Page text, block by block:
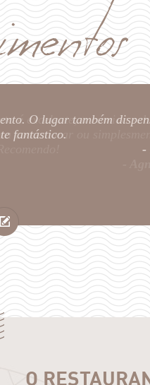
O lugar também
fantástico.
-
O